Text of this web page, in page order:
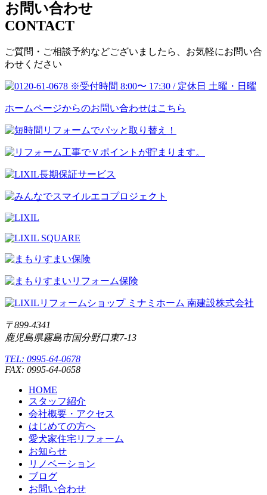
お問い合わせ
CONTACT
ご質問・ご相談予約などございましたら、お気軽にお問い合
わせください
ホームページからのお問い合わせはこちら
〒899-4341
鹿児島県霧島市国分野口東7-13
TEL: 0995-64-0678
FAX: 0995-64-0658
HOME
スタッフ紹介
会社概要・アクセス
はじめての方へ
愛犬家住宅リフォーム
お知らせ
リノベーション
ブログ
お問い合わせ